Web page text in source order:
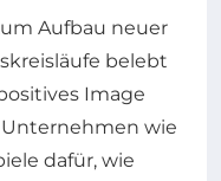
Aufbau neuer
belebt
Image
wie
dafür, wie